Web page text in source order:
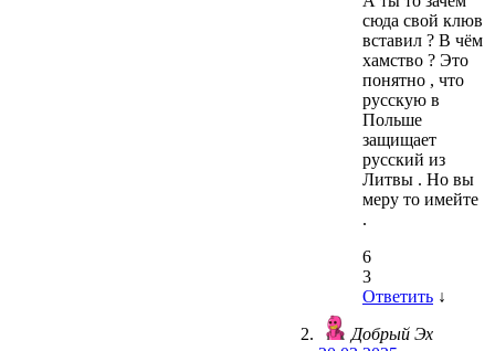
сюда свой клюв
вставил ? В чём
хамство ? Это
понятно , что
русскую в
Польше
защищает
русский из
Литвы . Но вы
меру то имейте
.
6
3
Ответить ↓
Добрый Эх